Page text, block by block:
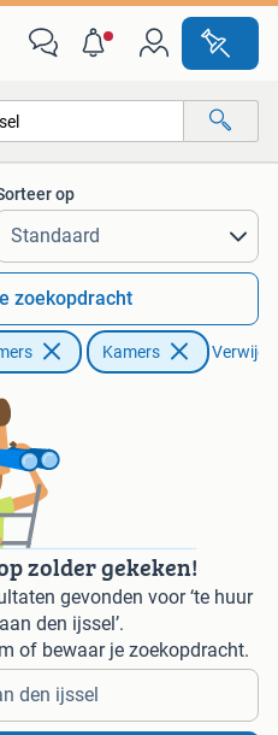
op
zoekopdracht
Kamers
zolder gekeken!
gevonden voor ‘te huur
den ijssel’.
of bewaar je zoekopdracht.